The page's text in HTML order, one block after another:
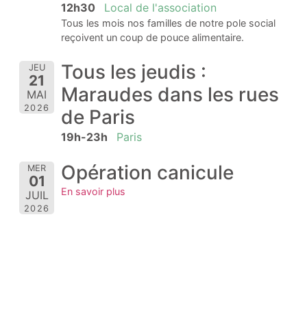
12h30 Local de l'association
Tous les mois nos familles de notre pole social
reçoivent un coup de pouce alimentaire.
JEU
21
MAI
2026
Tous les jeudis :
Maraudes dans les rues
de Paris
19h-23h Paris
MER
01
JUIL
2026
Opération canicule
En savoir plus